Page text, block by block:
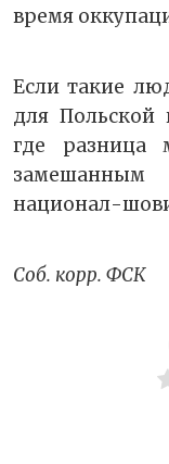
время
Если такие
для Польской
где разница
национал-
Соб. корр. ФСК